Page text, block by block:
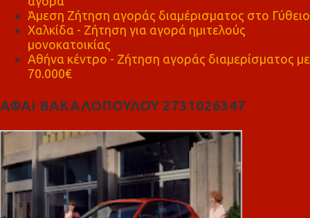
Άμεση Ζήτηση αγοράς διαμέρισματος στο Γύθειο
Χαλκίδα - Ζήτηση για αγορά ημιτελούς
μονοκατοικίας
Αθήνα κέντρο - Ζήτηση αγοράς διαμερίσματος με
70.000€
ΑΦΑΙ ΒΑΚΑΛΟΠΟΥΛΟΥ 2731026347